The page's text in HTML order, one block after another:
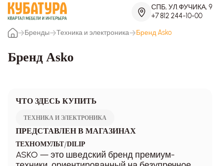
СПБ, УЛ.ФУЧИКА, 9
+7 812 244-10-00
Бренды
Техника и электроника Бренд Asko
Бренд Asko
ЧТО ЗДЕСЬ КУПИТЬ
ТЕХНИКА И ЭЛЕКТРОНИКА
ПРЕДСТАВЛЕН В МАГАЗИНАХ
ТЕХНОМУЛЬТ/DILIP
ASKO — это шведский бренд премиум-